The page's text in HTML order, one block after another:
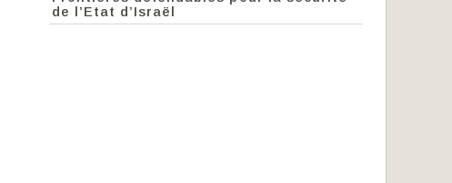
de l’Etat d’Israël